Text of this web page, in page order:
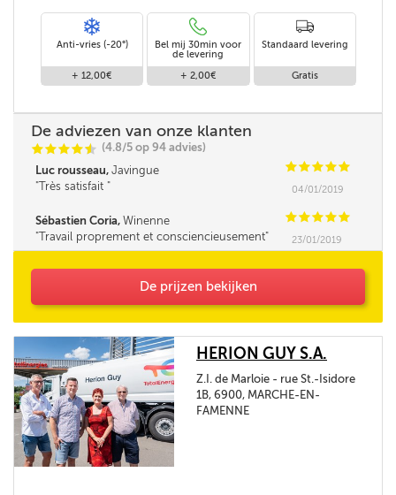
Anti-vries (-20°)
+ 12,00€
Bel mij 30min voor
de levering
+ 2,00€
Standaard levering
Gratis
De adviezen van onze klanten
CCCCi
@ (4.8/5 op 94 advies)
Luc rousseau, Javingue CCCCC
Très satisfait
04/01/2019
Sébastien Coria, Winenne CCCCC
Travail proprement et consciencieusement
23/01/2019
De prijzen bekijken
HERION GUY S.A.
Z.I. de Marloie - rue St.-Isidore
1B, 6900, MARCHE-EN-
FAMENNE